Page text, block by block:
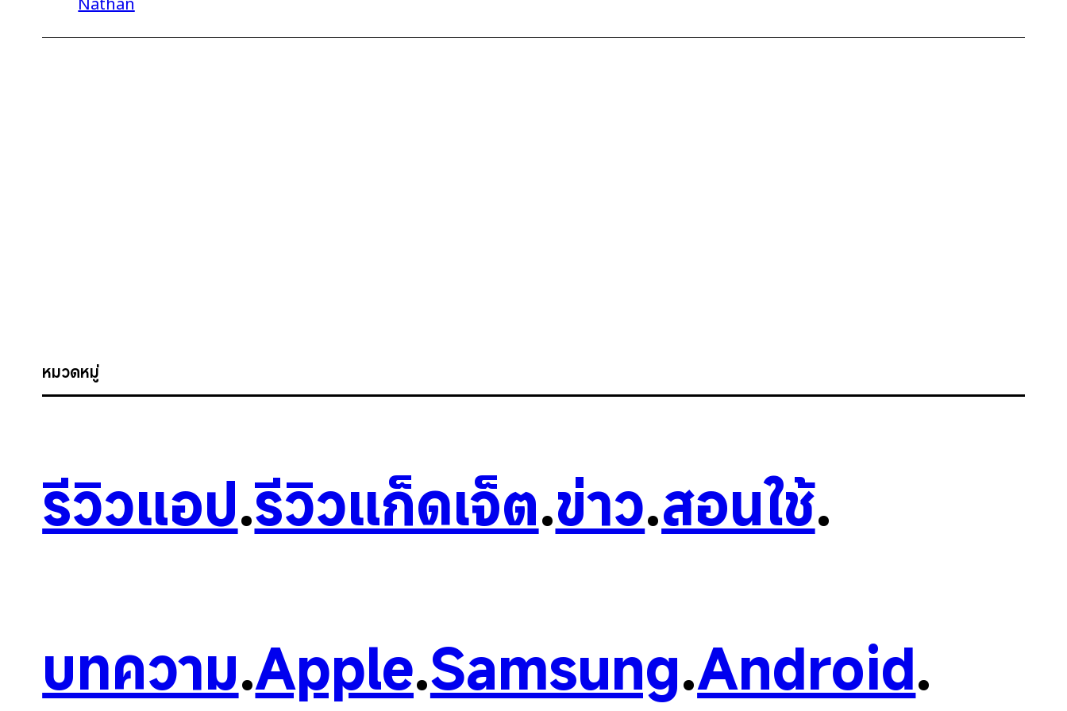
หมวดหมู่
รีวิวแอป.รีวิวแก็ดเจ็ต.ข่าว.สอนใช้.
บทความ.Apple.Samsung.Android.